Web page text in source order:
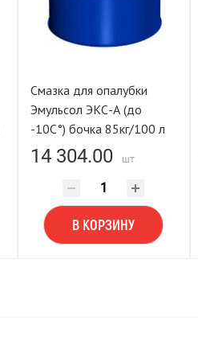
Смазка для опалубки
Эмульсол ЭКС-А (до
-10С°) бочка 85кг/100 л
14 304.00 шт
В КОРЗИНУ